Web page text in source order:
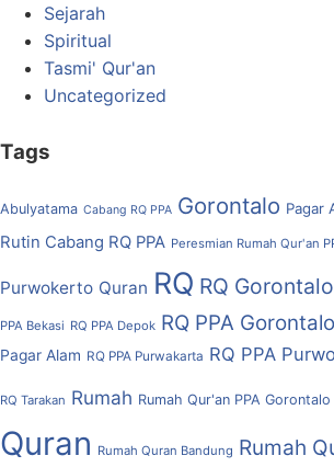
Sejarah
Spiritual
Tasmi' Qur'an
Uncategorized
Tags
Abulyatama Cabang RQ PPA Gorontalo Pagar
Rutin Cabang RQ PPA Peresmian Rumah Qur'an
Purwokerto Quran RQ RQ Gorontalo
PPA Bekasi RQ PPA Depok RQ PPA Gorontalo
Pagar Alam RQ PPA Purwakarta RQ PPA
RQ Tarakan Rumah Rumah Qur'an PPA Gorontalo
Quran Rumah Quran Bandung Rumah